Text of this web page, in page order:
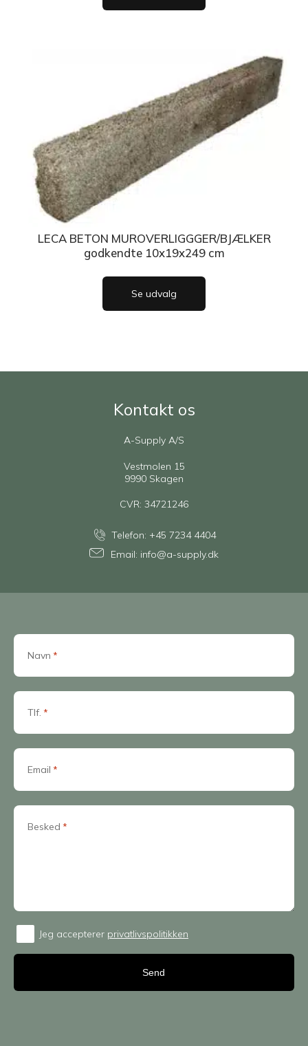
LECA BETON MUROVERLIGGGER/BJÆLKER
godkendte 10x19x249 cm
Se udvalg
Navn *
Tlf. *
Email *
Besked *
Consent
Jeg accepterer privatlivspolitikken
Kontakt os
A-Supply A/S
Vestmolen 15
9990 Skagen
CVR: 34721246
Telefon: +45 7234 4404
Email: info@a-supply.dk